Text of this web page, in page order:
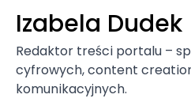
Izabela Dudek
Redaktor treści portalu –
cyfrowych, content
komunikacyjnych.